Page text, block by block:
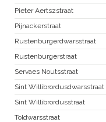
Pieter Aertszstraat
Pijnackerstraat
Rustenburgerdwarsstraat
Rustenburgerstraat
Servaes Noutsstraat
Sint Willibrordusdwarsstraat
Sint Willibrordusstraat
Toldwarsstraat